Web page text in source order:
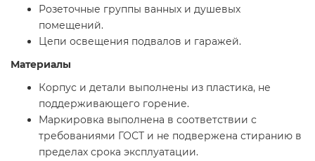
Розеточные группы ванных и душевых
помещений.
Цепи освещения подвалов и гаражей.
Материалы
Корпус и детали выполнены из пластика, не
поддерживающего горение.
Маркировка выполнена в соответствии с
требованиями ГОСТ и не подвержена стиранию в
пределах срока эксплуатации.